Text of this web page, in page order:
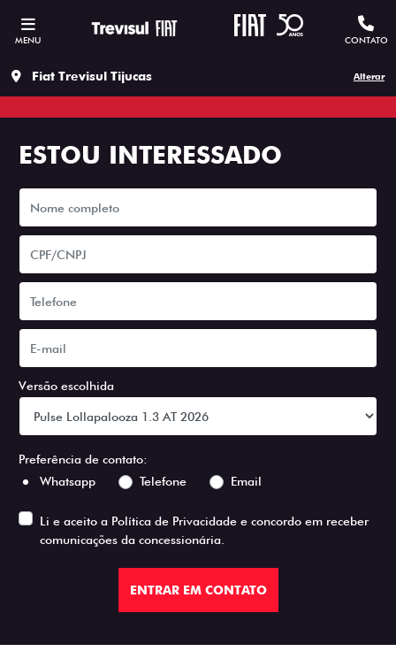
MENU CONTATO
Fiat Trevisul Tijucas Alterar
ESTOU INTERESSADO
Versão escolhida
Preferência de contato:
Whatsapp
Telefone Email
Li e aceito a Política de Privacidade e concordo em receber
comunicações da concessionária.
ENTRAR EM CONTATO